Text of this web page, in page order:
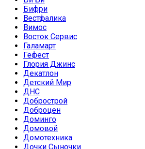
Бифри
Вестфалика
Вимос
Восток Сервис
Галамарт
Гефест
Глория Джинс
Декатлон
Детский Мир
ДНС
Добрострой
Доброцен
Доминго
Домовой
Домотехника
Дочки Сыночки